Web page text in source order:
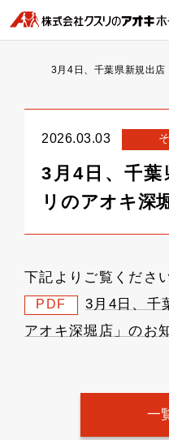
3月4日、千葉県新規出
2026.03.03
3月4日、千葉
リのアオキ深
下記よりご覧ください
PDF
3月4日、千
アオキ深堀店」のお
一